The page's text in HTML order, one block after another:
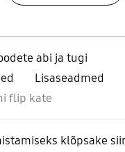
abi ja tugi
Lisaseadmed
flip kate
klõpsake